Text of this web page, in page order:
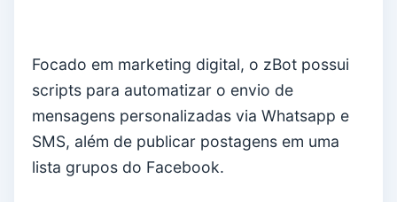
Focado em marketing digital, o zBot possui
scripts para automatizar o envio de
mensagens personalizadas via Whatsapp e
SMS, além de publicar postagens em uma
lista grupos do Facebook.